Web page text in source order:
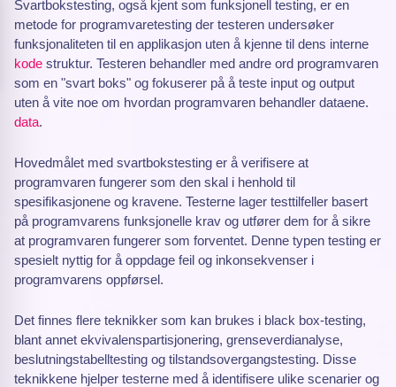
Svartbokstesting, også kjent som funksjonell testing, er en
metode for programvaretesting der testeren undersøker
funksjonaliteten til en applikasjon uten å kjenne til dens interne
kode struktur. Testeren behandler med andre ord programvaren
som en "svart boks" og fokuserer på å teste input og output
uten å vite noe om hvordan programvaren behandler dataene.
data.
Hovedmålet med svartbokstesting er å verifisere at
programvaren fungerer som den skal i henhold til
spesifikasjonene og kravene. Testerne lager testtilfeller basert
på programvarens funksjonelle krav og utfører dem for å sikre
at programvaren fungerer som forventet. Denne typen testing er
spesielt nyttig for å oppdage feil og inkonsekvenser i
programvarens oppførsel.
Det finnes flere teknikker som kan brukes i black box-testing,
blant annet ekvivalenspartisjonering, grenseverdianalyse,
beslutningstabelltesting og tilstandsovergangstesting. Disse
teknikkene hjelper testerne med å identifisere ulike scenarier og